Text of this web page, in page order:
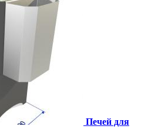
Печей для